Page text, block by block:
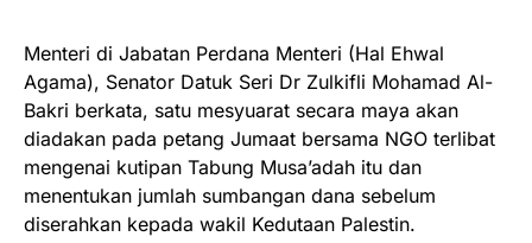
Menteri di Jabatan Perdana Menteri (Hal Ehwal
Agama), Senator Datuk Seri Dr Zulkifli Mohamad Al-
Bakri berkata, satu mesyuarat secara maya akan
diadakan pada petang Jumaat bersama NGO terlibat
mengenai kutipan Tabung Musa’adah itu dan
menentukan jumlah sumbangan dana sebelum
diserahkan kepada wakil Kedutaan Palestin.